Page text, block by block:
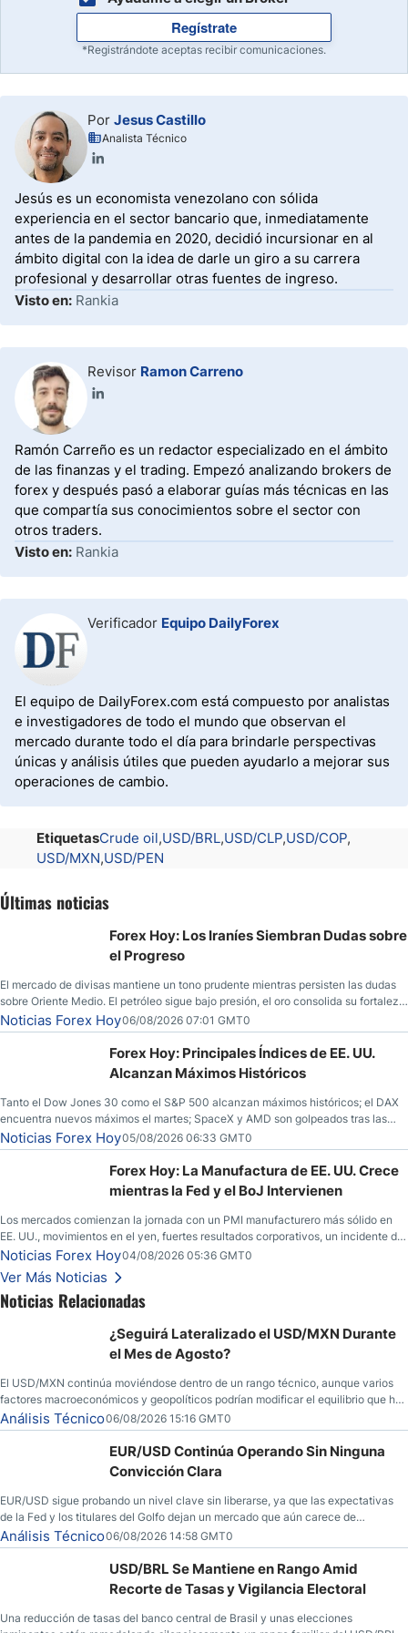
Regístrate
*Registrándote aceptas recibir comunicaciones.
Por Jesus Castillo
Analista Técnico
Jesús es un economista venezolano con sólida
experiencia en el sector bancario que, inmediatamente
antes de la pandemia en 2020, decidió incursionar en al
ámbito digital con la idea de darle un giro a su carrera
profesional y desarrollar otras fuentes de ingreso.
Visto en: Rankia
Revisor Ramon Carreno
Ramón Carreño es un redactor especializado en el ámbito
de las finanzas y el trading. Empezó analizando brokers de
forex y después pasó a elaborar guías más técnicas en las
que compartía sus conocimientos sobre el sector con
otros traders.
Visto en: Rankia
Verificador Equipo DailyForex
El equipo de DailyForex.com está compuesto por analistas
e investigadores de todo el mundo que observan el
mercado durante todo el día para brindarle perspectivas
únicas y análisis útiles que pueden ayudarlo a mejorar sus
operaciones de cambio.
EtiquetasCrude oil USD/BRL USD/CLP USD/COP
USD/MXN USD/PEN
Últimas noticias
Forex Hoy: Los Iraníes Siembran Dudas sobre
el Progreso
El mercado de divisas mantiene un tono prudente mientras persisten las dudas
sobre Oriente Medio. El petróleo sigue bajo presión, el oro consolida su fortaleza
y los operadores esperan nuevas referencias económicas desde Estados
Unidos.
Noticias Forex Hoy06/08/2026 07:01 GMT0
Forex Hoy: Principales Índices de EE. UU.
Alcanzan Máximos Históricos
Tanto el Dow Jones 30 como el S&P 500 alcanzan máximos históricos; el DAX
encuentra nuevos máximos el martes; SpaceX y AMD son golpeados tras las
llamadas de ganancias; el petróleo crudo cae por debajo de los $80 con nuevas
esperanzas; el dólar estadounidense continúa intentando estabilizarse frente al
yen; el peso mexicano ve un repunte a medida que las tasas caen en EE. UU.
Noticias Forex Hoy05/08/2026 06:33 GMT0
Forex Hoy: La Manufactura de EE. UU. Crece
mientras la Fed y el BoJ Intervienen
Los mercados comienzan la jornada con un PMI manufacturero más sólido en
EE. UU., movimientos en el yen, fuertes resultados corporativos, un incidente de
seguridad en Bitcoin y nuevas señales desde el mercado del petróleo.
Noticias Forex Hoy04/08/2026 05:36 GMT0
Ver Más Noticias
Noticias Relacionadas
¿Seguirá Lateralizado el USD/MXN Durante
el Mes de Agosto?
El USD/MXN continúa moviéndose dentro de un rango técnico, aunque varios
factores macroeconómicos y geopolíticos podrían modificar el equilibrio que ha
dominado al mercado en las últimas semanas.
Análisis Técnico06/08/2026 15:16 GMT0
EUR/USD Continúa Operando Sin Ninguna
Convicción Clara
EUR/USD sigue probando un nivel clave sin liberarse, ya que las expectativas
de la Fed y los titulares del Golfo dejan un mercado que aún carece de
convicción real.
Análisis Técnico06/08/2026 14:58 GMT0
USD/BRL Se Mantiene en Rango Amid
Recorte de Tasas y Vigilancia Electoral
Una reducción de tasas del banco central de Brasil y unas elecciones